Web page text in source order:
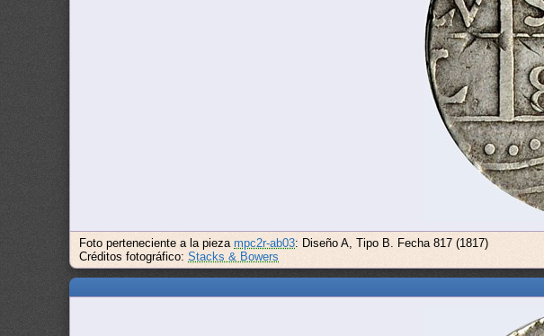
Foto perteneciente a la piezampc2r-ab03: Diseño A, Tipo B. Fecha 817 (1817)
Créditos fotográfico:Stacks & Bowers